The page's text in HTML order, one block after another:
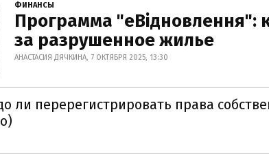
ФИНАНСЫ
Программа "еВідновлення":
за разрушенное жилье
АНАСТАСИЯ ДЯЧКИНА, 7 ОКТЯБРЯ 2025, 13:30
ли перерегистрировать права